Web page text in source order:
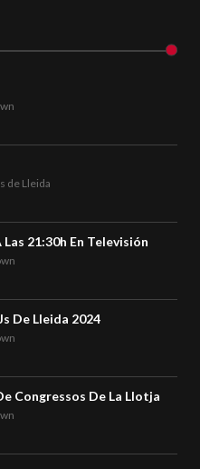
de Lleida
21:30h En Televisión
De Lleida 2024
Congressos De La Llotja